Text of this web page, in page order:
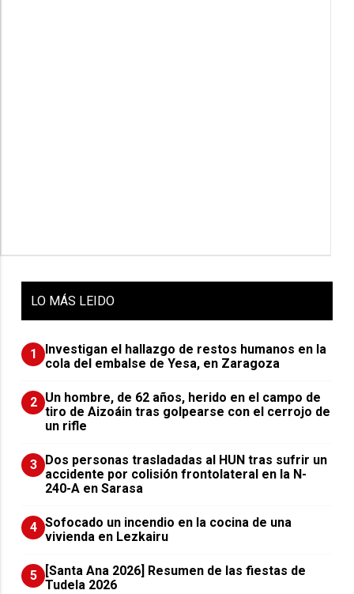
LO MÁS LEIDO
1
Investigan el hallazgo de restos humanos en la
cola del embalse de Yesa, en Zaragoza
2 Un hombre, de 62 años, herido en el campo de
tiro de Aizoáin tras golpearse con el cerrojo de
un rifle
3
​Dos personas trasladadas al HUN tras sufrir un
accidente por colisión frontolateral en la N-
240-A en Sarasa
4 Sofocado un incendio en la cocina de una
vivienda en Lezkairu
5
[Santa Ana 2026] Resumen de las fiestas de
Tudela 2026